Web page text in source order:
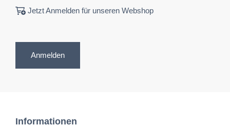
Jetzt Anmelden für unseren Webshop
Anmelden
Informationen